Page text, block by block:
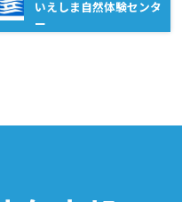
いえしま自然体験センタ
ー